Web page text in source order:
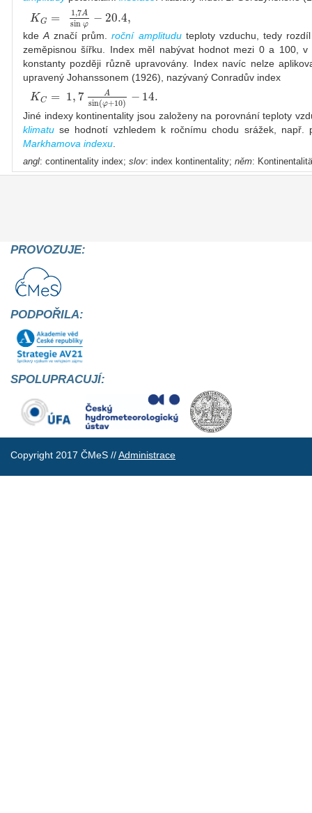
KG = 1,7A
sinφ − 20.4,
kdeA značí prům.roční amplituduteploty vzduchu, tedy
zeměpisnou šířku. Index měl nabývat hodnot mezi 0 a 100,
konstanty později různě upravovány. Index navíc nelze
upravený Johanssonem (1926), nazývaný Conradův index
KC = 1,7 A
sin(φ+10) −14.
Jiné indexy kontinentality jsou založeny na porovnání teploty
klimatu se hodnotí vzhledem k ročnímu chodu srážek, např.
Markhamova indexu
angl: continentality index; slov: index kontinentality; něm:
PROVOZUJE:
PODPOŘILA:
SPOLUPRACUJÍ:
Copyright 2017 ČMeS //Administrace